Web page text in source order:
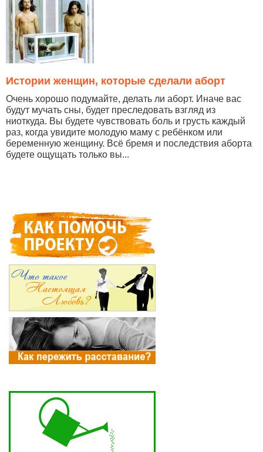
Истории женщин, которые сделали аборт
Очень хорошо подумайте, делать ли аборт. Иначе вас
будут мучать сны, будет преследовать взгляд из
ниоткуда. Вы будете чувствовать боль и грусть каждый
раз, когда увидите молодую маму с ребёнком или
беременную женщину. Всё бремя и последствия аборта
будете ощущать только вы...